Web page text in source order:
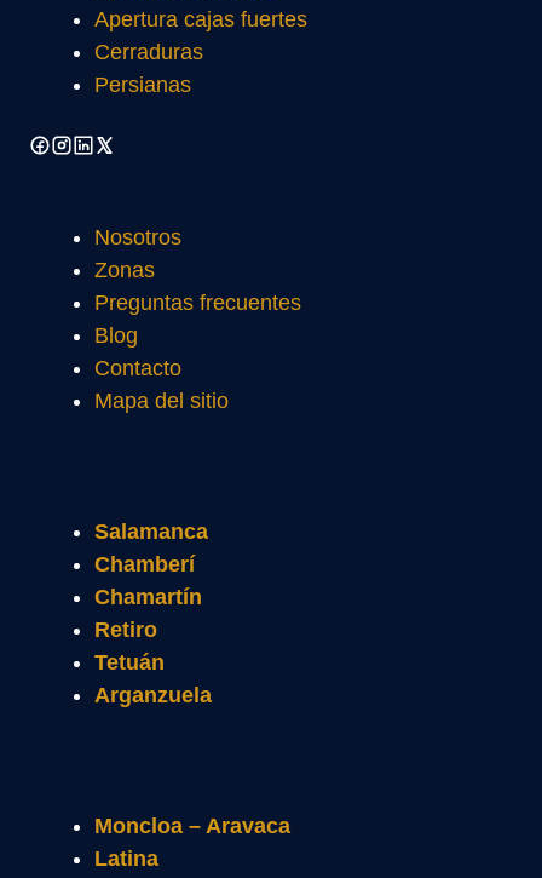
Apertura cajas fuertes
Cerraduras
Persianas
Nosotros
Zonas
Preguntas frecuentes
Blog
Contacto
Mapa del sitio
Salamanca
Chamberí
Chamartín
Retiro
Tetuán
Arganzuela
Moncloa – Aravaca
Latina